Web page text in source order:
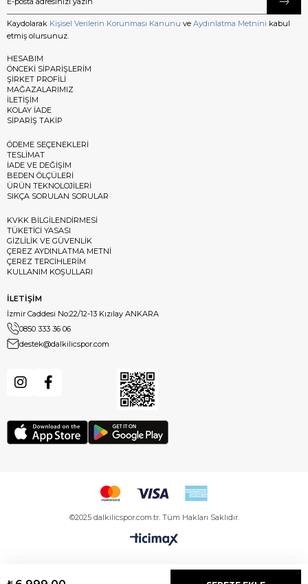
Kaydolarak Kişisel Verilerin Korunması Kanunu ve Aydınlatma Metnini kabul
etmiş olursunuz.
HESABIM
ÖNCEKİ SİPARİŞLERİM
ŞİRKET PROFİLİ
MAĞAZALARIMIZ
İLETİŞİM
KOLAY İADE
SİPARİŞ TAKİP
ÖDEME SEÇENEKLERİ
TESLİMAT
İADE VE DEĞİŞİM
BEDEN ÖLÇÜLERİ
ÜRÜN TEKNOLOJİLERİ
SIKÇA SORULAN SORULAR
KVKK BİLGİLENDİRMESİ
TÜKETİCİ YASASI
GİZLİLİK VE GÜVENLİK
ÇEREZ AYDINLATMA METNİ
ÇEREZ TERCİHLERİM
KULLANIM KOŞULLARI
İLETİŞİM
İzmir Caddesi No:22/12-13 Kızılay ANKARA
0850 333 36 06
destek@dalkilicspor.com
©2025 dalkilicspor.com.tr. Tüm Hakları Saklıdır.